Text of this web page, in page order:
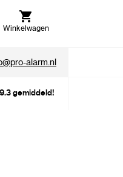
Winkelwagen
alarm.nl
gemiddeld!